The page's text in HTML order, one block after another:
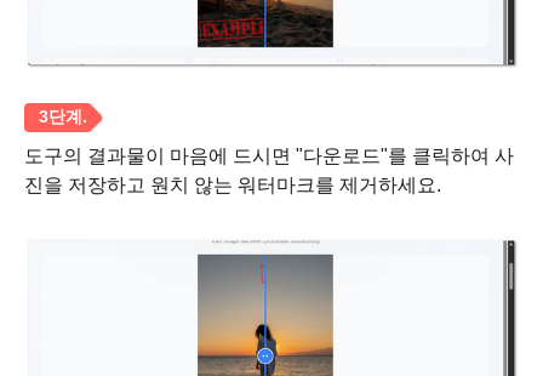
3단계.
도구의 결과물이 마음에 드시면 "다운로드"를 클릭하여 사
진을 저장하고 원치 않는 워터마크를 제거하세요.